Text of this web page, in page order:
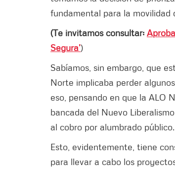
fundamental para la movilidad
(Te invitamos consultar:
Segura’)
Sabíamos, sin embargo, que
Norte implicaba perder
eso, pensando en que la ALO
bancada del Nuevo
al cobro por alumbrado público.
Esto, evidentemente, tiene
para llevar a cabo los